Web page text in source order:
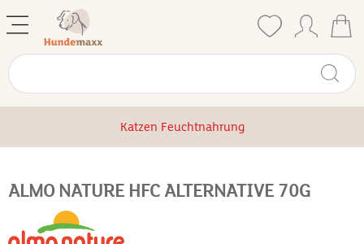
Katzen Feuchtnahrung
ALMO NATURE HFC ALTERNATIVE 70G